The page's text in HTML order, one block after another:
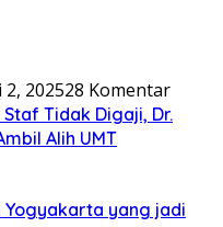
2, 202528 Komentar
Staf Tidak Digaji, Dr.
Alih UMT
Yogyakarta yang jadi